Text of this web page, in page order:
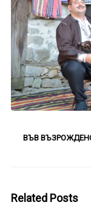
ВЪВ
Related Posts